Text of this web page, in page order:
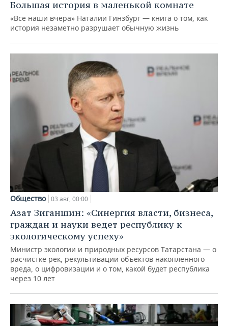
Большая история в маленькой комнате
«Все наши вчера» Наталии Гинзбург — книга о том, как
история незаметно разрушает обычную жизнь
Общество 03 авг, 00:00
Азат Зиганшин: «Синергия власти, бизнеса,
граждан и науки ведет республику к
экологическому успеху»
Министр экологии и природных ресурсов Татарстана — о
расчистке рек, рекультивации объектов накопленного
вреда, о цифровизации и о том, какой будет республика
через 10 лет